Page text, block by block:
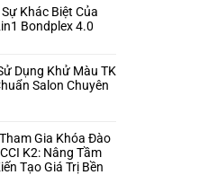
Khác Biệt Của
Bondplex 4.0
Dụng Khử Màu TK
Salon Chuyên
Gia Khóa Đào
K2: Nâng Tầm
Tạo Giá Trị Bền